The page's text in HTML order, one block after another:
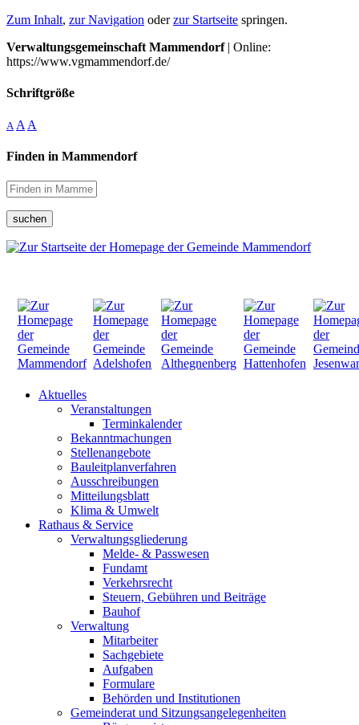
Zum Inhalt, zur Navigation oderzur Startseite springen.
Verwaltungsgemeinschaft Mammendorf| Online:
https://www.vgmammendorf.de/
Schriftgröße
A A A
Finden in Mammendorf
suchen
Aktuelles
Veranstaltungen
Terminkalender
Bekanntmachungen
Stellenangebote
Bauleitplanverfahren
Ausschreibungen
Mitteilungsblatt
Klima & Umwelt
Rathaus & Service
Verwaltungsgliederung
Melde- & Passwesen
Fundamt
Verkehrsrecht
Steuern, Gebühren und Beiträge
Bauhof
Verwaltung
Mitarbeiter
Sachgebiete
Aufgaben
Formulare
Behörden und Institutionen
Gemeinderat und Sitzungsangelegenheiten